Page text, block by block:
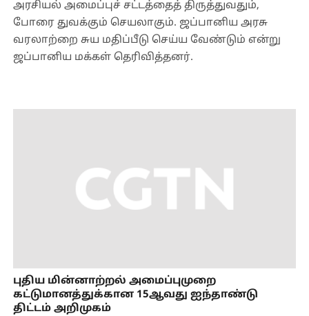
அரசியல் அமைப்புச் சட்டத்தைத் திருத்துவதும்,
போரை துவக்கும் செயலாகும். ஜப்பானிய அரசு
வரலாற்றை சுய மதிப்பீடு செய்ய வேண்டும் என்று
ஜப்பானிய மக்கள் தெரிவித்தனர்.
புதிய மின்னாற்றல் அமைப்புமுறை
கட்டுமானத்துக்கான 15ஆவது ஐந்தாண்டு
திட்டம் அறிமுகம்